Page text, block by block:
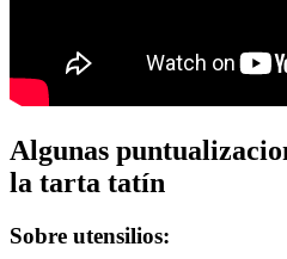
Algunas
la tarta tatín
Sobre utensilios: